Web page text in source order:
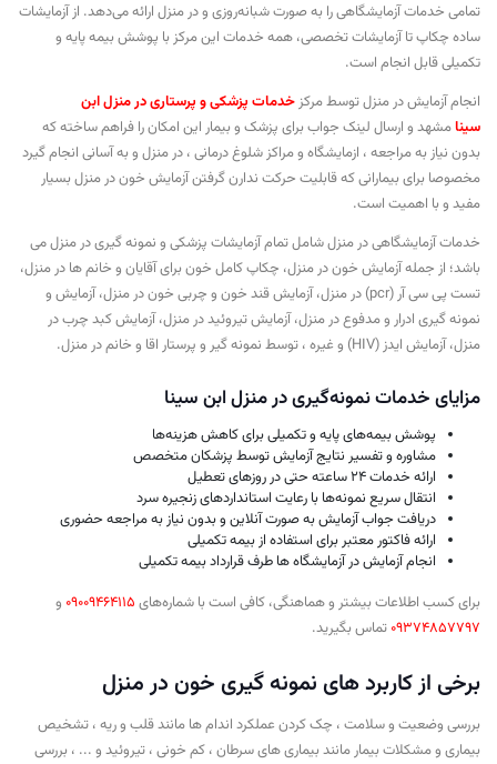
تمامی خدمات آزمایشگاهی را به صورت شبانه‌روزی و در منزل ارائه می‌دهد. از آزمایشات
ساده چکاپ تا آزمایشات تخصصی، همه خدمات این مرکز با پوشش بیمه پایه و
تکمیلی قابل انجام است.
انجام آزمایش در منزل توسط مرکزخدمات پزشکی و پرستاری در منزل ابن
سینامشهد و ارسال لینک جواب برای پزشک و بیمار این امکان را فراهم ساخته که
بدون نیاز به مراجعه ، ازمایشگاه و مراکز شلوغ درمانی ، در منزل و به آسانی انجام گیرد
مخصوصا برای بیمارانی که قابلیت حرکت ندارن گرفتن آزمایش خون در منزل بسیار
مفید و با اهمیت است.
خدمات آزمایشگاهی در منزل شامل تمام آزمایشات پزشکی و نمونه گیری در منزل می
باشد؛ از جمله آزمایش خون در منزل، چکاپ کامل خون برای آقایان و خانم ها در منزل،
تست پی سی آر (pcr) در منزل، آزمایش قند خون و چربی خون در منزل، آزمایش و
نمونه گیری ادرار و مدفوع در منزل، آزمایش تیروئید در منزل، آزمایش کبد چرب در
منزل، آزمایش ایدز (HIV) و غیره ، توسط نمونه گیر و پرستار اقا و خانم در منزل.
مزایای خدمات نمونه‌گیری در منزل ابن سینا
پوشش بیمه‌های پایه و تکمیلی برای کاهش هزینه‌ها
مشاوره و تفسیر نتایج آزمایش توسط پزشکان متخصص
ارائه خدمات 24 ساعته حتی در روزهای تعطیل
انتقال سریع نمونه‌ها با رعایت استانداردهای زنجیره سرد
دریافت جواب آزمایش به صورت آنلاین و بدون نیاز به مراجعه حضوری
ارائه فاکتور معتبر برای استفاده از بیمه تکمیلی
انجام آزمایش در آزمایشگاه ها طرف قرارداد بیمه تکمیلی
برای کسب اطلاعات بیشتر و هماهنگی، کافی است با شماره‌های 09009464115 و
09374857797 تماس بگیرید.
برخی از کاربرد های نمونه گیری خون در منزل
بررسی وضعیت و سلامت ، چک کردن عملکرد اندام ها مانند قلب و ریه ، تشخیص
بیماری و مشکلات بیمار مانند بیماری های سرطان ، کم خونی ، تیروئید و ... ، بررسی